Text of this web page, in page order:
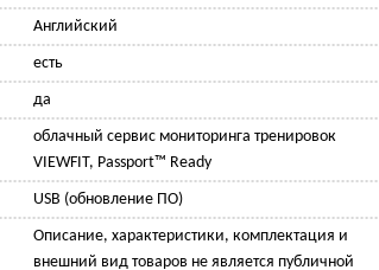
Английский
есть
да
облачный сервис мониторинга тренировок
VIEWFIT, Passport™ Ready
USB (обновление ПО)
Описание, характеристики, комплектация и
внешний вид товаров не является публичной